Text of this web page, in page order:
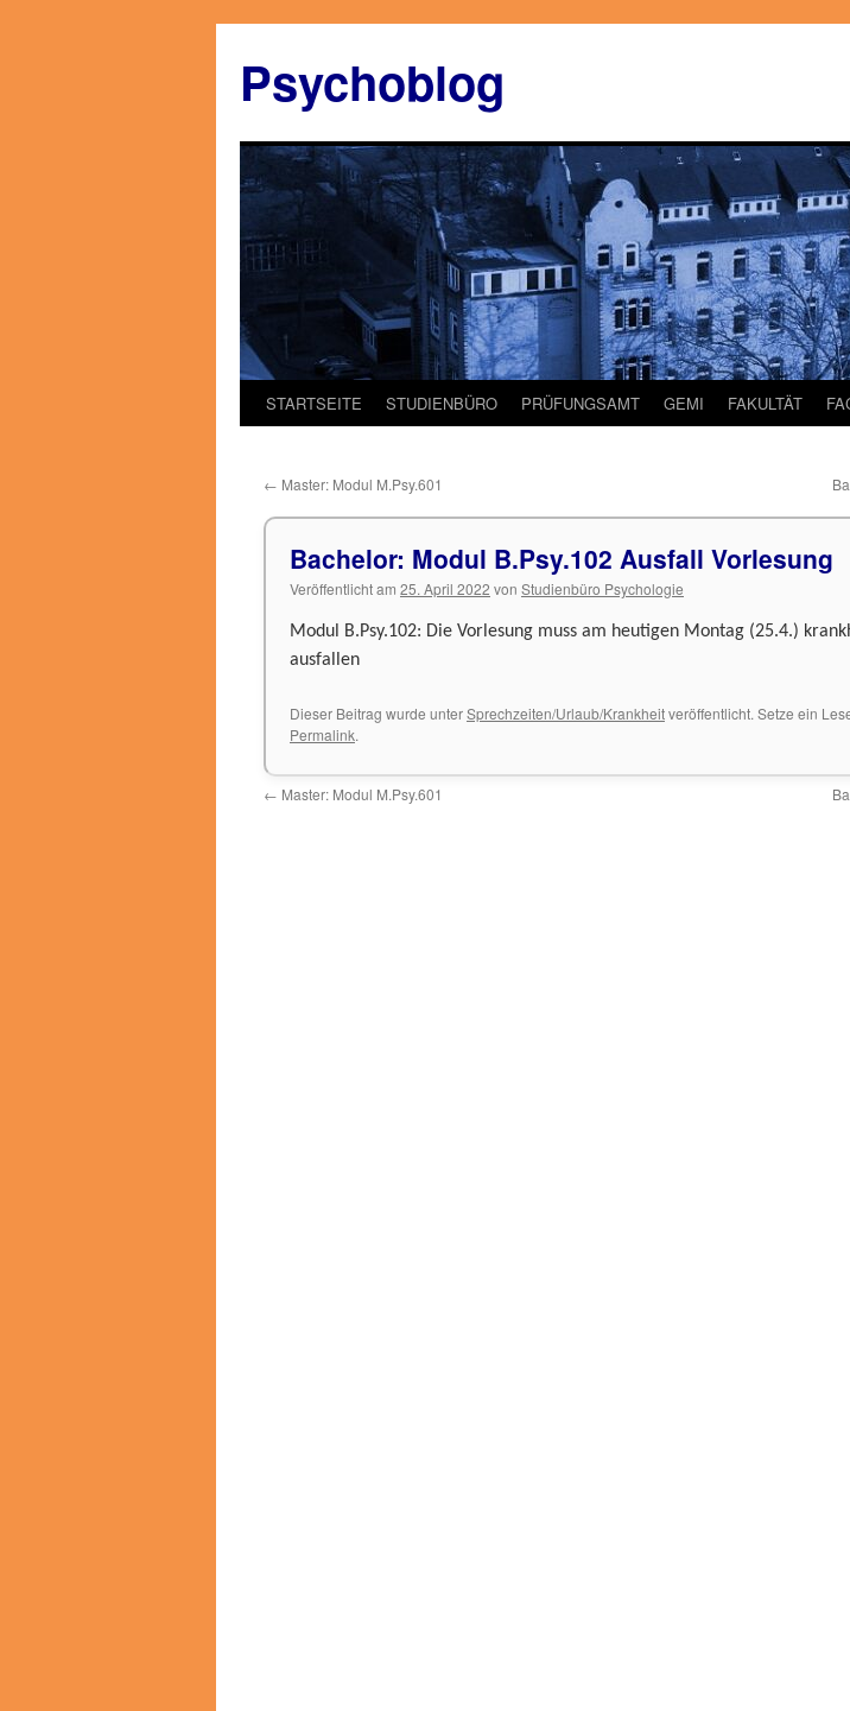
springen
Psychoblog
STARTSEITE STUDIENBÜRO PRÜFUNGSAMT GEMI FAKULTÄT
← Master: Modul M.Psy.601
Bachelor: Modul B.Psy.102 Ausfall Vorlesung
Veröffentlicht am 25. April 2022 von Studienbüro Psychologie
Modul B.Psy.102: Die Vorlesung muss am heutigen Montag (25.4.)
ausfallen
Dieser Beitrag wurde unterSprechzeiten/Urlaub/Krankheitveröffentlicht. Setze ein
Permalink.
← Master: Modul M.Psy.601